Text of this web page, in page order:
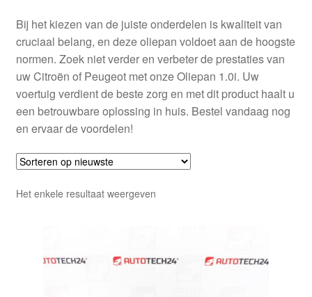
Privacybeleid
Wereldwijde verzending
Winkelwagen
Bij het kiezen van de juiste onderdelen is kwaliteit van
cruciaal belang, en deze oliepan voldoet aan de hoogste
normen. Zoek niet verder en verbeter de prestaties van
uw Citroën of Peugeot met onze Oliepan 1.0i. Uw
voertuig verdient de beste zorg en met dit product haalt u
een betrouwbare oplossing in huis. Bestel vandaag nog
en ervaar de voordelen!
Het enkele resultaat weergeven